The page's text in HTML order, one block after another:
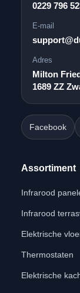
0229 796
E-mail
Adres
Milton
1689 ZZ
Facebook
Assortiment
Infrarood
Infrarood
Elektrische
Thermostaten
Elektrische